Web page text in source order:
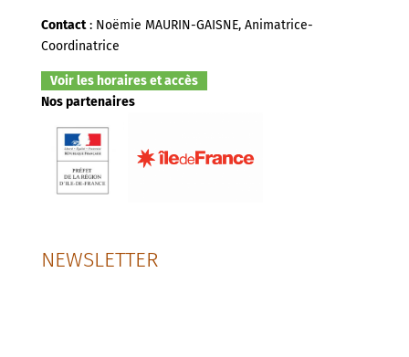
Contact: Noëmie MAURIN-GAISNE, Animatrice-
Coordinatrice
Voir les horaires et accès
Nos partenaires
NEWSLETTER